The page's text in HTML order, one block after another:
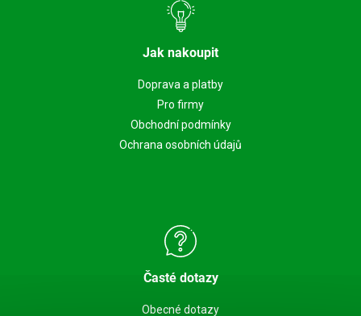
Jak nakoupit
Doprava a platby
Pro firmy
Obchodní podmínky
Ochrana osobních údajů
Časté dotazy
Obecné dotazy